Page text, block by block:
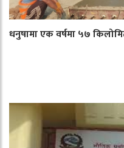
धनुषामा एक वर्षमा ५७